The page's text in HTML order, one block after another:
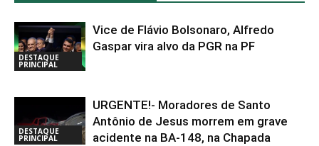
DESTAQUE
PRINCIPAL
Vice de Flávio Bolsonaro, Alfredo
Gaspar vira alvo da PGR na PF
DESTAQUE
PRINCIPAL
URGENTE!- Moradores de Santo
Antônio de Jesus morrem em grave
acidente na BA-148, na Chapada